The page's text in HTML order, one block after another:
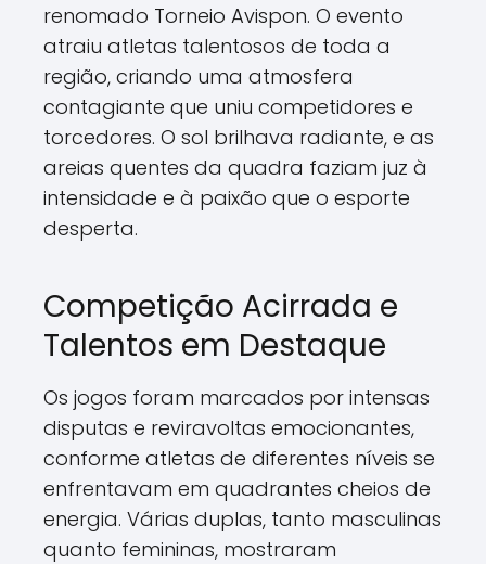
renomado Torneio Avispon. O evento
atraiu atletas talentosos de toda a
região, criando uma atmosfera
contagiante que uniu competidores e
torcedores. O sol brilhava radiante, e as
areias quentes da quadra faziam juz à
intensidade e à paixão que o esporte
desperta.
Competição Acirrada e
Talentos em Destaque
Os jogos foram marcados por intensas
disputas e reviravoltas emocionantes,
conforme atletas de diferentes níveis se
enfrentavam em quadrantes cheios de
energia. Várias duplas, tanto masculinas
quanto femininas, mostraram